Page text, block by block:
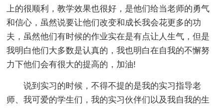
上的很顺利，教学效果也很好，是他们给当老师的勇气
和信心，虽然说要让他们改变和成长我会花更多的功
夫，虽然他们有时候的作业实在是有点让人生气，但是
我明白他们大多数是认真的，我也明白在自我的不懈努
力下他们会有很大的提高的，加油!
说到实习的时候，不得不提的是我的实习指导老
师、我可爱的学生们，我的实习伙伴们以及我自我的生